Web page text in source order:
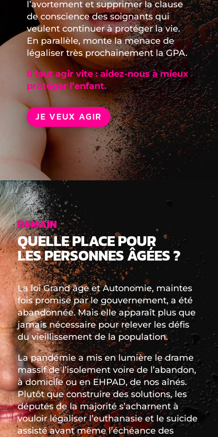
l’avortement et supprimer la clause
de conscience des soignants qui
veulent continuer à protéger la vie.
En parallèle, monte la menace de
légaliser très prochainement la GPA.
Il faut agir vite : aidez-nous à mieux
protéger l’enfant.
JE VEUX AGIR
DEMAIN
QUELLE PLACE POUR
LES PERSONNES ÂGÉES ?
La loi Grand âge et Autonomie, maintes
fois promise par le gouvernement, a été
abandonnée. Mais elle apparaît plus que
jamais nécessaire pour relever les défis
du vieillissement de la population.
La pandémie a mis en lumière le drame
massif de l’isolement voire de l’abandon,
à domicile ou en EHPAD, de nos aînés.
Plutôt que construire des solutions, les
députés de la majorité s’acharnent à
vouloir légaliser l’euthanasie et le suicide
assisté avant même l’échéance des